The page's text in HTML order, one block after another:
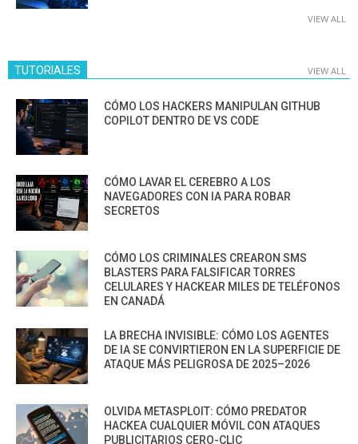
VIEW ALL
TUTORIALES VIEW ALL
CÓMO LOS HACKERS MANIPULAN GITHUB
COPILOT DENTRO DE VS CODE
CÓMO LAVAR EL CEREBRO A LOS
NAVEGADORES CON IA PARA ROBAR
SECRETOS
CÓMO LOS CRIMINALES CREARON SMS
BLASTERS PARA FALSIFICAR TORRES
CELULARES Y HACKEAR MILES DE TELÉFONOS
EN CANADÁ
LA BRECHA INVISIBLE: CÓMO LOS AGENTES
DE IA SE CONVIRTIERON EN LA SUPERFICIE DE
ATAQUE MÁS PELIGROSA DE 2025–2026
OLVIDA METASPLOIT: CÓMO PREDATOR
HACKEA CUALQUIER MÓVIL CON ATAQUES
PUBLICITARIOS CERO-CLIC